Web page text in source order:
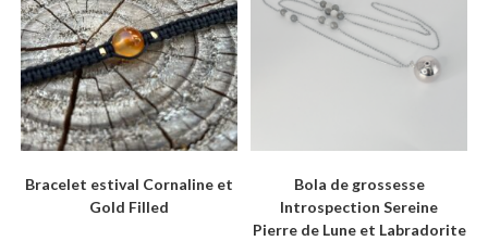
Bracelet estival Cornaline et
Gold Filled
Bola de grossesse
Introspection Sereine
Pierre de Lune et Labradorite